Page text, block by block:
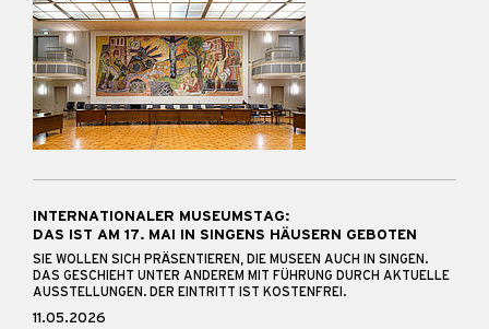
INTERNATIONALER MUSEUMSTAG:
DAS IST AM 17. MAI IN SINGENS HÄUSERN GEBOTEN
SIE WOLLEN SICH PRÄSENTIEREN, DIE MUSEEN AUCH IN SINGEN.
DAS GESCHIEHT UNTER ANDEREM MIT FÜHRUNG DURCH AKTUELLE
AUSSTELLUNGEN. DER EINTRITT IST KOSTENFREI.
11.05.2026